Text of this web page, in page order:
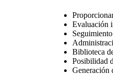
Evaluación
Biblioteca
Posibilidad
Generación